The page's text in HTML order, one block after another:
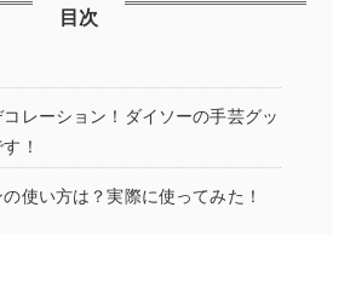
目次
レーション！ダイソーの手芸グッ
！
使い方は？実際に使ってみた！